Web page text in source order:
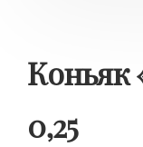
Коньяк
0,25